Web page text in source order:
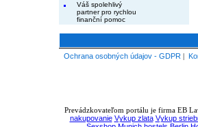
Váš spolehlivý
partner pro rychlou
finanční pomoc
Ochrana osobných údajov - GDPR |
Prevádzkovateľom portálu je firma EB
nakupovanie Vykup zlata Vykup